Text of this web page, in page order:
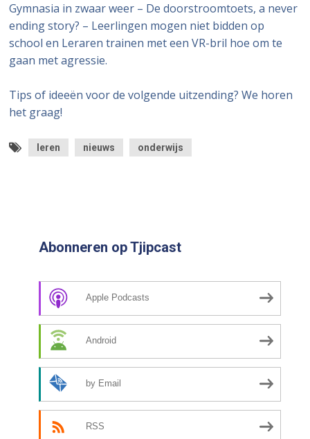
Gymnasia in zwaar weer – De doorstroomtoets, a never
ending story? – Leerlingen mogen niet bidden op
school en Leraren trainen met een VR-bril hoe om te
gaan met agressie.
Tips of ideeën voor de volgende uitzending? We horen
het graag!
leren nieuws onderwijs
Abonneren op Tjipcast
Apple Podcasts
Android
by Email
RSS